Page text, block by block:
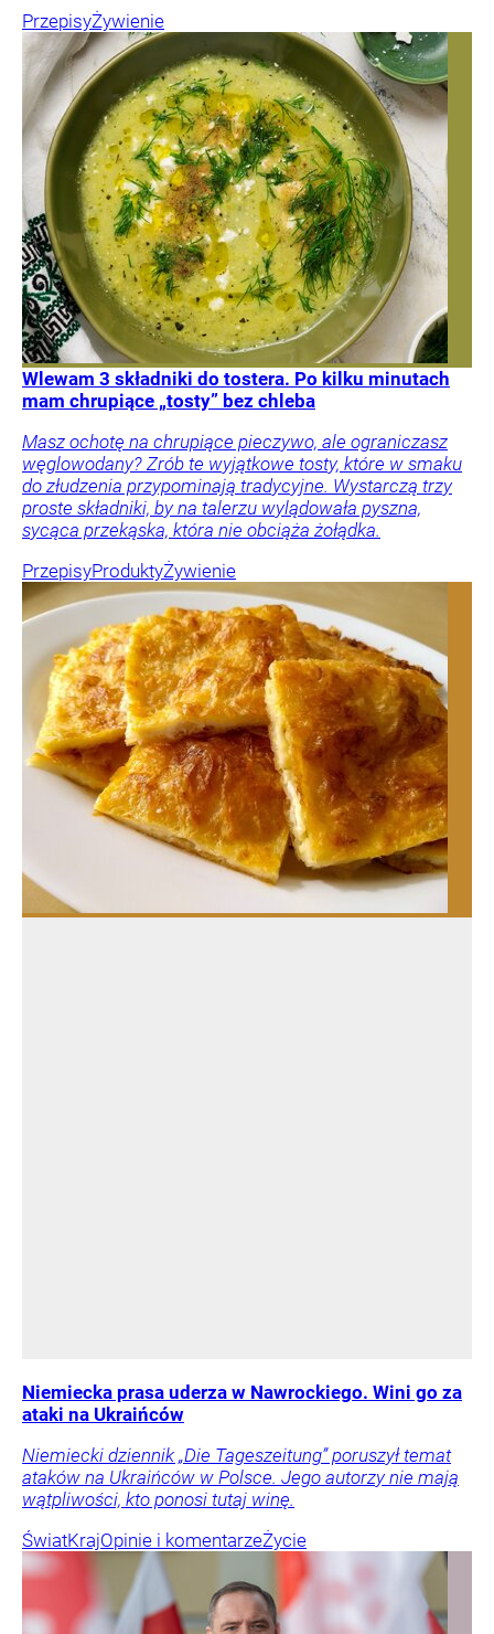
PrzepisyŻywienie
Wlewam 3 składniki do tostera. Po kilku minutach
mam chrupiące „tosty” bez chleba
Masz ochotę na chrupiące pieczywo, ale ograniczasz
węglowodany? Zrób te wyjątkowe tosty, które w smaku
do złudzenia przypominają tradycyjne. Wystarczą trzy
proste składniki, by na talerzu wylądowała pyszna,
sycąca przekąska, która nie obciąża żołądka.
PrzepisyProduktyŻywienie
Niemiecka prasa uderza w Nawrockiego. Wini go za
ataki na Ukraińców
Niemiecki dziennik „Die Tageszeitung” poruszył temat
ataków na Ukraińców w Polsce. Jego autorzy nie mają
wątpliwości, kto ponosi tutaj winę.
ŚwiatKrajOpinie i komentarzeŻycie